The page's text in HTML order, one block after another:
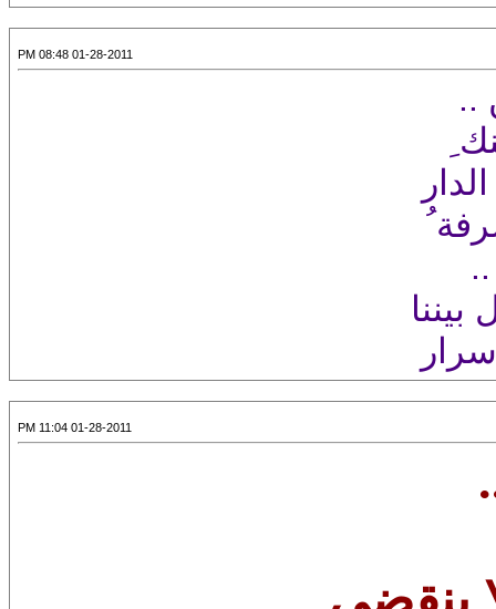
01-28-2011 08:48 PM
..
..
01-28-2011 11:04 PM